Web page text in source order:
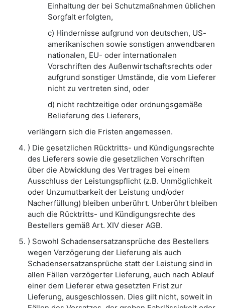
Einhaltung der bei Schutzmaßnahmen üblichen
Sorgfalt erfolgten,
c) Hindernisse aufgrund von deutschen, US-
amerikanischen sowie sonstigen anwendbaren
nationalen, EU- oder internationalen
Vorschriften des Außenwirtschaftsrechts oder
aufgrund sonstiger Umstände, die vom Lieferer
nicht zu vertreten sind, oder
d) nicht rechtzeitige oder ordnungsgemäße
Belieferung des Lieferers,
verlängern sich die Fristen angemessen.
) Die gesetzlichen Rücktritts- und Kündigungsrechte
des Lieferers sowie die gesetzlichen Vorschriften
über die Abwicklung des Vertrages bei einem
Ausschluss der Leistungspflicht (z.B. Unmöglichkeit
oder Unzumutbarkeit der Leistung und/oder
Nacherfüllung) bleiben unberührt. Unberührt bleiben
auch die Rücktritts- und Kündigungsrechte des
Bestellers gemäß Art. XIV dieser AGB.
) Sowohl Schadensersatzansprüche des Bestellers
wegen Verzögerung der Lieferung als auch
Schadensersatzansprüche statt der Leistung sind in
allen Fällen verzögerter Lieferung, auch nach Ablauf
einer dem Lieferer etwa gesetzten Frist zur
Lieferung, ausgeschlossen. Dies gilt nicht, soweit in